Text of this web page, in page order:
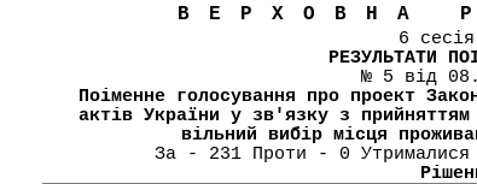
ВЕРХОВНА
6
РЕЗУЛЬТАТИ
№ 5 від
Поіменне голосування про проект
актів України у зв'язку з
вільний вибір місця
За - 231 Проти - 0